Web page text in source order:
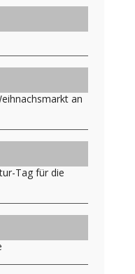
an
Tag für die